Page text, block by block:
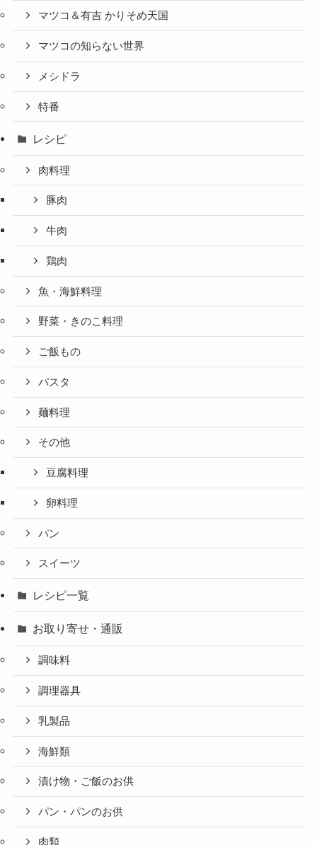
マツコ＆有吉 かりそめ天国
マツコの知らない世界
メシドラ
特番
レシピ
肉料理
豚肉
牛肉
鶏肉
魚・海鮮料理
野菜・きのこ料理
ご飯もの
パスタ
麺料理
その他
豆腐料理
卵料理
パン
スイーツ
レシピ一覧
お取り寄せ・通販
調味料
調理器具
乳製品
海鮮類
漬け物・ご飯のお供
パン・パンのお供
肉類